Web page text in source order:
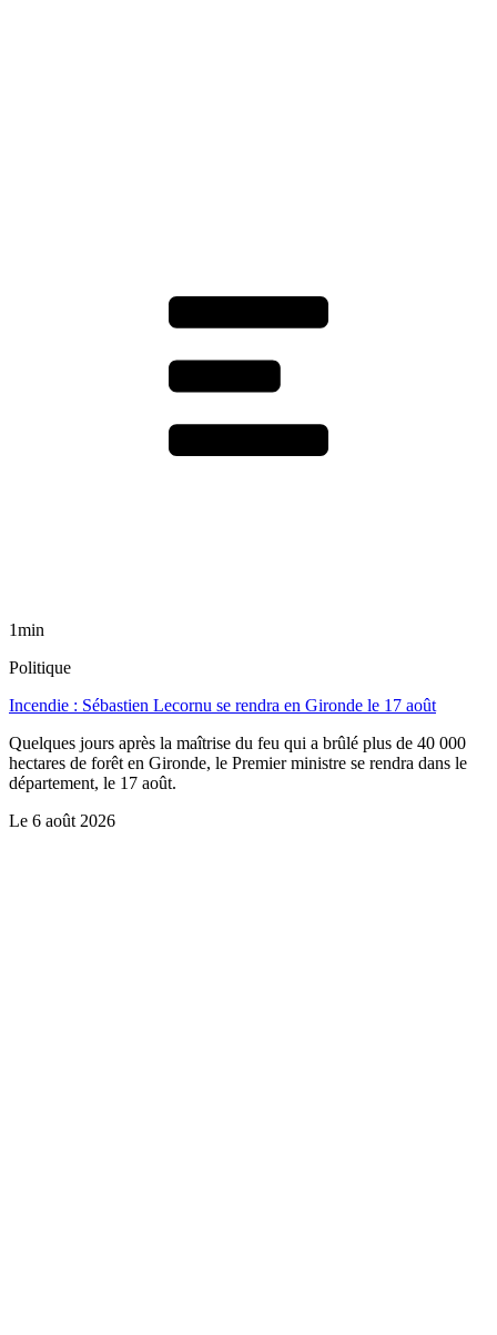
1min
Politique
Incendie : Sébastien Lecornu se rendra en Gironde le 17 août
Quelques jours après la maîtrise du feu qui a brûlé plus de 40 000
hectares de forêt en Gironde, le Premier ministre se rendra dans le
département, le 17 août.
Le 6 août 2026